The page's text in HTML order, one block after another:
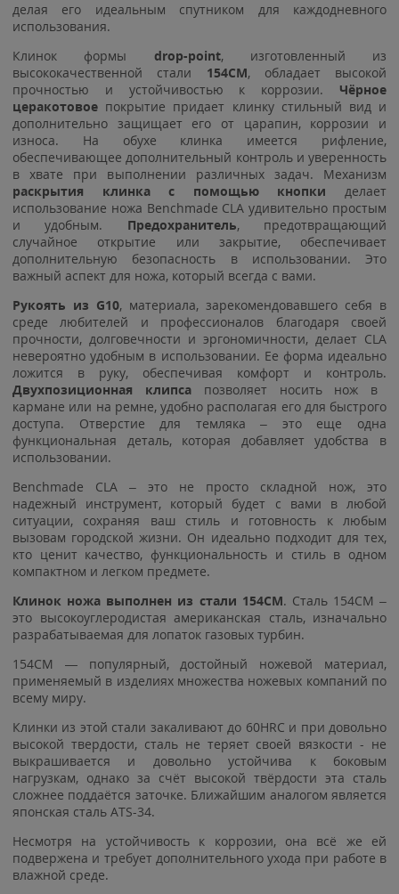
делая его идеальным спутником для каждодневного
использования.
Клинок формы drop-point, изготовленный из
высококачественной стали 154CM, обладает высокой
прочностью и устойчивостью к коррозии. Чёрное
церакотовое покрытие придает клинку стильный вид и
дополнительно защищает его от царапин, коррозии и
износа. На обухе клинка имеется рифление,
обеспечивающее дополнительный контроль и уверенность
в хвате при выполнении различных задач. Механизм
раскрытия клинка с помощью кнопки делает
использование ножа Benchmade CLA удивительно простым
и удобным. Предохранитель, предотвращающий
случайное открытие или закрытие, обеспечивает
дополнительную безопасность в использовании. Это
важный аспект для ножа, который всегда с вами.
Рукоять из G10, материала, зарекомендовавшего себя в
среде любителей и профессионалов благодаря своей
прочности, долговечности и эргономичности, делает CLA
невероятно удобным в использовании. Ее форма идеально
ложится в руку, обеспечивая комфорт и контроль.
Двухпозиционная клипсапозволяет носить нож в
кармане или на ремне, удобно располагая его для быстрого
доступа. Отверстие для темляка – это еще одна
функциональная деталь, которая добавляет удобства в
использовании.
Benchmade CLA – это не просто складной нож, это
надежный инструмент, который будет с вами в любой
ситуации, сохраняя ваш стиль и готовность к любым
вызовам городской жизни. Он идеально подходит для тех,
кто ценит качество, функциональность и стиль в одном
компактном и легком предмете.
Клинок ножа выполнен из стали 154CM. Сталь 154CM –
это высокоуглеродистая американская сталь, изначально
разрабатываемая для лопаток газовых турбин.
154CM — популярный, достойный ножевой материал,
применяемый в изделиях множества ножевых компаний по
всему миру.
Клинки из этой стали закаливают до 60HRC и при довольно
высокой твердости, сталь не теряет своей вязкости - не
выкрашивается и довольно устойчива к боковым
нагрузкам, однако за счёт высокой твёрдости эта сталь
сложнее поддаётся заточке. Ближайшим аналогом является
японская сталь ATS-34.
Несмотря на устойчивость к коррозии, она всё же ей
подвержена и требует дополнительного ухода при работе в
влажной среде.